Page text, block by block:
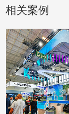
相关案例